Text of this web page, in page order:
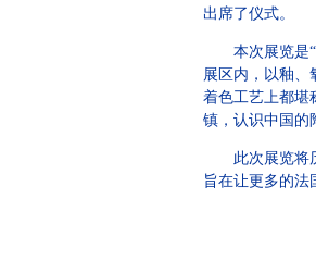
出席了仪式。
本次展览是“
展区内，以釉、
着色工艺上都堪
镇，认识中国的
此次展览将历
旨在让更多的法